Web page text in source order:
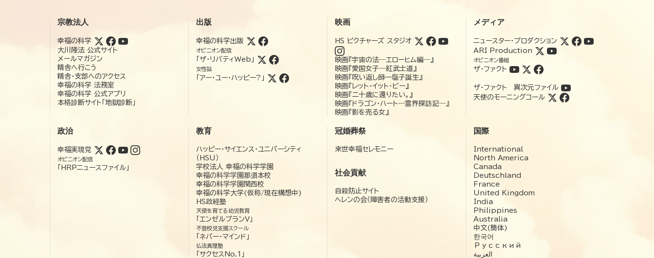
宗教法人
幸福の科学
大川隆法 公式サイト
メールマガジン
精舎へ行こう
精舎・支部へのアクセス
幸福の科学 法務室
幸福の科学 公式アプリ
本格診断サイト「地獄診断」
出版
幸福の科学出版
オピニオン配信
「ザ・リバティWeb」
女性誌
「アー・ユー・ハッピー?」
映画
HS ピクチャーズ スタジオ
映画『宇宙の法―エローヒム編―』
映画『愛国女子―紅武士道』
映画『呪い返し師—塩子誕生』
映画『レット・イット・ビー』
映画『二十歳に還りたい。』
映画『ドラゴン・ハート―霊界探訪記―』
映画『影を売る女』
メディア
ニュースター・プロダクション
ARI Production
オピニオン番組
ザ・ファクト
ザ・ファクト 異次元ファイル
天使のモーニングコール
政治
幸福実現党
オピニオン配信
「HRPニュースファイル」
教育
ハッピー・サイエンス・ユニバーシティ
（HSU）
学校法人 幸福の科学学園
幸福の科学学園那須本校
幸福の科学学園関西校
幸福の科学大学(仮称/現在構想中)
HS政経塾
天使を育てる幼児教育
「エンゼルプランV」
不登校児支援スクール
「ネバー・マインド」
仏法真理塾
「サクセスNo.1」
冠婚葬祭
来世幸福セレモニー
社会貢献
自殺防止サイト
ヘレンの会（障害者の活動支援）
国際
International
North America
Canada
Deutschland
France
United Kingdom
India
Philippines
Australia
中文(簡体)
한국어
Русский
العربية‏